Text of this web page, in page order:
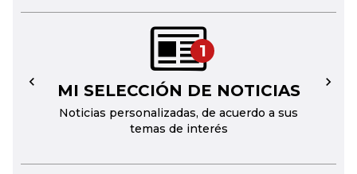
1
MI SELECCIÓN DE NOTICIAS
Noticias personalizadas, de acuerdo a sus
temas de interés
← →